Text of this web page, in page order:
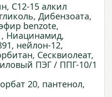
C12-15 алкил
Дибензоата,
benzote,
, Ниацинамид,
нейлон-12,
Сесквиолеат,
ПЭГ / ППГ-10/1
20, пантенол,